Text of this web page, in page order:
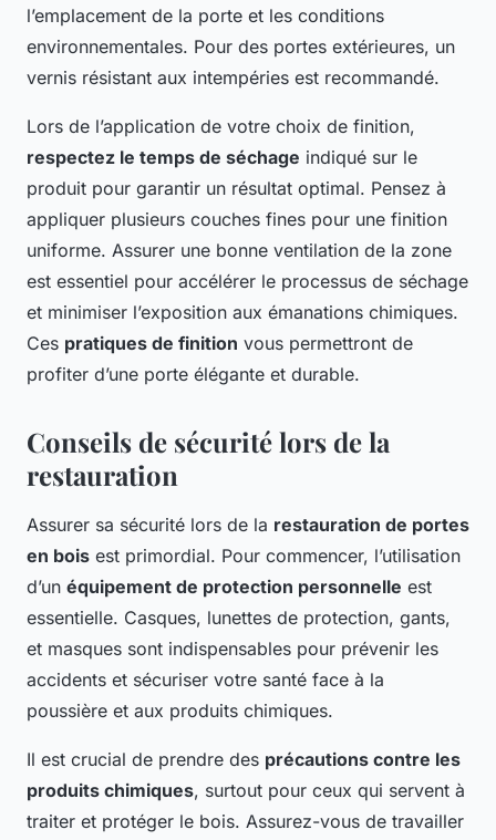
l’emplacement de la porte et les conditions
environnementales. Pour des portes extérieures, un
vernis résistant aux intempéries est recommandé.
Lors de l’application de votre choix de finition,
respectez le temps de séchage indiqué sur le
produit pour garantir un résultat optimal. Pensez à
appliquer plusieurs couches fines pour une finition
uniforme. Assurer une bonne ventilation de la zone
est essentiel pour accélérer le processus de séchage
et minimiser l’exposition aux émanations chimiques.
Ces pratiques de finition vous permettront de
profiter d’une porte élégante et durable.
Conseils de sécurité lors de la
restauration
Assurer sa sécurité lors de la restauration de portes
en bois est primordial. Pour commencer, l’utilisation
d’un équipement de protection personnelle est
essentielle. Casques, lunettes de protection, gants,
et masques sont indispensables pour prévenir les
accidents et sécuriser votre santé face à la
poussière et aux produits chimiques.
Il est crucial de prendre des précautions contre les
produits chimiques, surtout pour ceux qui servent à
traiter et protéger le bois. Assurez-vous de travailler